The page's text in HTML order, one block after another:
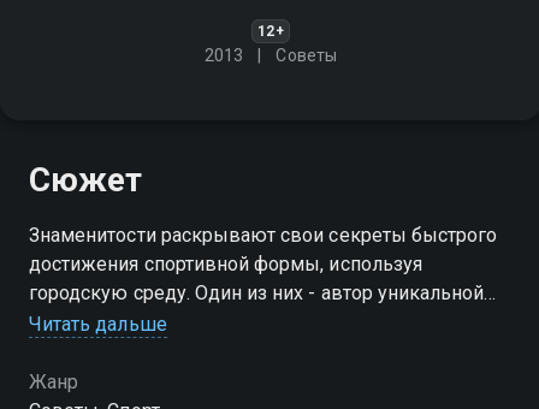
12+
2013 Советы
Сюжет
Знаменитости раскрывают свои секреты быстрого
достижения спортивной формы, используя
городскую среду. Один из них - автор уникальной
фитнес-методики, построенной исключительно на
Читать дальше
Жанр